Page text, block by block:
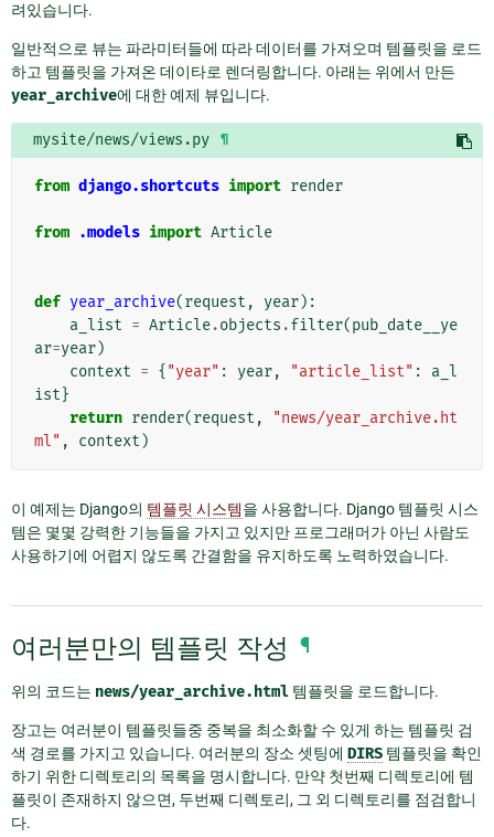
려있습니다.
일반적으로 뷰는 파라미터들에 따라 데이터를 가져오며 템플릿을 로드
하고 템플릿을 가져온 데이타로 렌더링합니다. 아래는 위에서 만든
year_archive에 대한 예제 뷰입니다.
mysite/news/views.py ¶
from django.shortcuts import render
from .models import Article
def year_archive(request , year):
a_list = Article.objects .filter(pub_date__ye
ar=year)
context = { "year" : year, "article_list" :
a_l
ist}
return render(request ,
"news/year_archive.ht
ml" , context )
이 예제는 Django의 템플릿 시스템을 사용합니다. Django 템플릿 시스
템은 몇몇 강력한 기능들을 가지고 있지만 프로그래머가 아닌 사람도
사용하기에 어렵지 않도록 간결함을 유지하도록 노력하였습니다.
여러분만의 템플릿 작성 ¶
위의 코드는 news/year_archive.html 템플릿을 로드합니다.
장고는 여러분이 템플릿들중 중복을 최소화할 수 있게 하는 템플릿 검
색 경로를 가지고 있습니다. 여러분의 장소 셋팅에 DIRS 템플릿을 확인
하기 위한 디렉토리의 목록을 명시합니다. 만약 첫번째 디렉토리에 템
플릿이 존재하지 않으면, 두번째 디렉토리, 그 외 디렉토리를 점검합니
다.